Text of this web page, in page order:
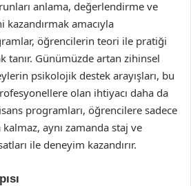
anlama, değerlendirme ve
amacıyla
öğrencilerin teori ile pratiği
tanır. Günümüzde artan zihinsel
psikolojik destek arayışları, bu
olan ihtiyacı daha da
programları, öğrencilere sadece
aynı zamanda staj ve
ile deneyim kazandırır.